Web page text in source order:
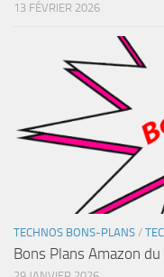
13 FÉVRIER 2026
TECHNOS BONS-PLANS /
Bons Plans Amazon